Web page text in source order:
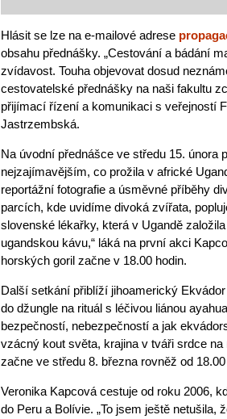
Hlásit se lze na e-mailové adrese
obsahu přednášky. „Cestování a bádání
zvídavost. Touha objevovat dosud
cestovatelské přednášky na naši fakultu
přijímací řízení a komunikaci s veřejností
Jastrzembská.
Na úvodní přednášce ve středu 15. února
nejzajímavějším, co prožila v africké
reportážní fotografie a úsměvné příběhy
parcích, kde uvidíme divoká zvířata,
slovenské lékařky, která v Ugandě
ugandskou kávu,“ láká na první akci
horských goril začne v 18.00 hodin.
Další setkání přiblíží jihoamerický
do džungle na rituál s léčivou liánou
bezpečností, nebezpečností a jak
vzácný kout světa, krajina v tváři srdce
začne ve středu 8. března rovněž od 18.00
Veronika Kapcová cestuje od roku 2006,
do Peru a Bolívie. „To jsem ještě netušila,